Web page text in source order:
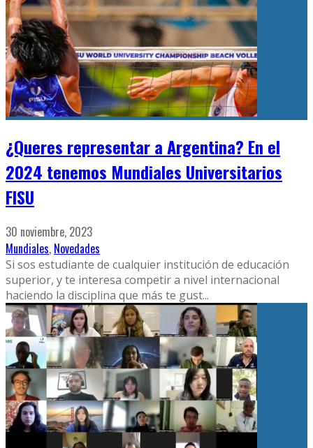
¿Queres representar a Argentina? En el
2024 tenemos Mundiales Universitarios
FISU
30 noviembre, 2023
Mundiales, Novedades
Si sos estudiante de cualquier institución de educación
superior, y te interesa competir a nivel internacional
haciendo la disciplina que más te gust...